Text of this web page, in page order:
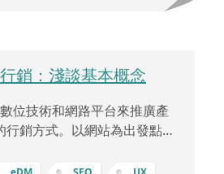
銷：淺談基本概念
位技術和網路平台來推廣產
銷方式。以網站為出發點的
包含： 優化使用者體驗 (UX)：